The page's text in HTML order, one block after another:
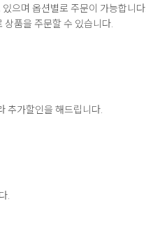
으며 옵션별로 주문이 가능합니다.
품을 주문할 수 있습니다.
추가할인을 해드립니다.
.